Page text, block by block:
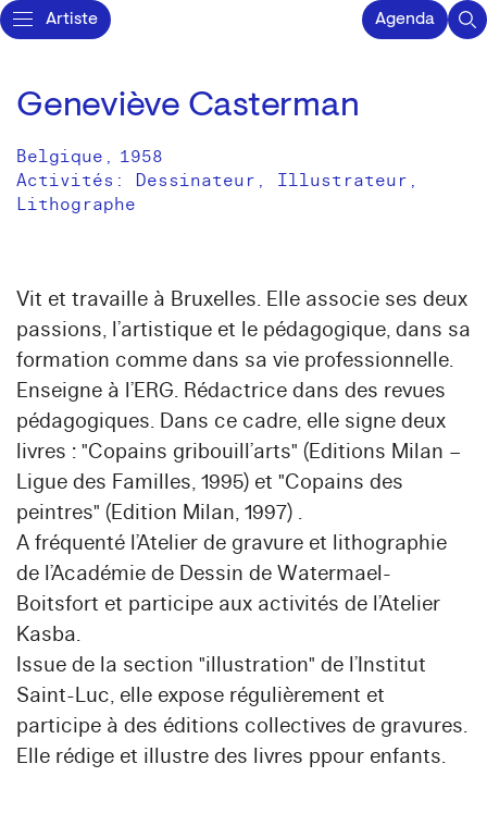
Artiste Agenda
Geneviève Casterman
Belgique , 1958
Activités: Dessinateur
Illustrateur
Lithographe
Vit et travaille à Bruxelles. Elle associe ses deux
passions, l’artistique et le pédagogique, dans sa
formation comme dans sa vie professionnelle.
Enseigne à l’ERG. Rédactrice dans des revues
pédagogiques. Dans ce cadre, elle signe deux
livres : "Copains gribouill’arts" (Editions Milan –
Ligue des Familles, 1995) et "Copains des
peintres" (Edition Milan, 1997) .
A fréquenté l’Atelier de gravure et lithographie
de l’Académie de Dessin de Watermael-
Boitsfort et participe aux activités de l’Atelier
Kasba.
Issue de la section "illustration" de l’Institut
Saint-Luc, elle expose régulièrement et
participe à des éditions collectives de gravures.
Elle rédige et illustre des livres ppour enfants.